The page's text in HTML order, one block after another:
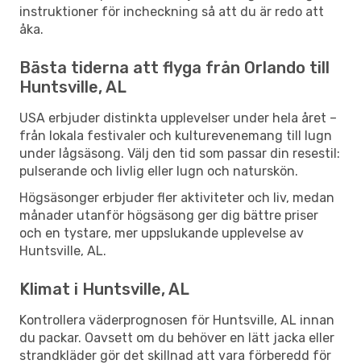
instruktioner för incheckning så att du är redo att
åka.
Bästa tiderna att flyga från Orlando till
Huntsville, AL
USA erbjuder distinkta upplevelser under hela året –
från lokala festivaler och kulturevenemang till lugn
under lågsäsong. Välj den tid som passar din resestil:
pulserande och livlig eller lugn och naturskön.
Högsäsonger erbjuder fler aktiviteter och liv, medan
månader utanför högsäsong ger dig bättre priser
och en tystare, mer uppslukande upplevelse av
Huntsville, AL.
Klimat i Huntsville, AL
Kontrollera väderprognosen för Huntsville, AL innan
du packar. Oavsett om du behöver en lätt jacka eller
strandkläder gör det skillnad att vara förberedd för